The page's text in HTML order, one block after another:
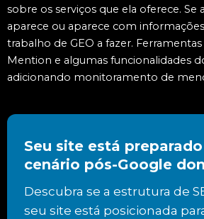
sobre os serviços que ela oferece. Se
aparece ou aparece com
trabalho de GEO a fazer.
Mention e algumas funcionalidades
adicionando monitoramento de
Seu site está
cenário pós-Google
Descubra se a estrutura de
seu site está posicionada